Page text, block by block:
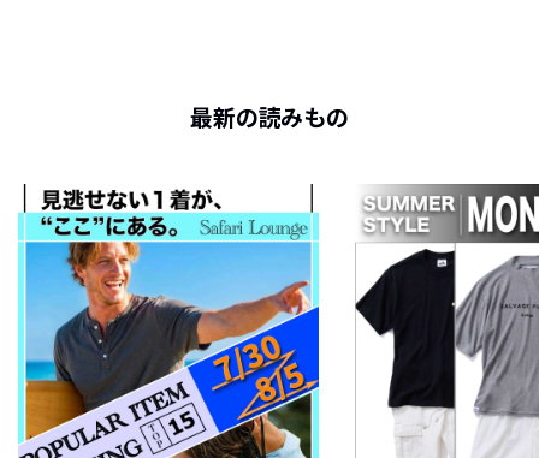
最新の読みもの